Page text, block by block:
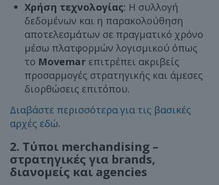
Χρήση τεχνολογίας: Η συλλογή
δεδομένων και η παρακολούθηση
αποτελεσμάτων σε πραγματικό χρόνο
μέσω πλατφορμών λογισμικού όπως
το Movemar επιτρέπει ακριβείς
προσαρμογές στρατηγικής και άμεσες
διορθώσεις επιτόπου.
Διαβάστε περισσότερα για τις βασικές
αρχές εδώ.
2. Τύποι merchandising –
στρατηγικές για brands,
διανομείς και agencies